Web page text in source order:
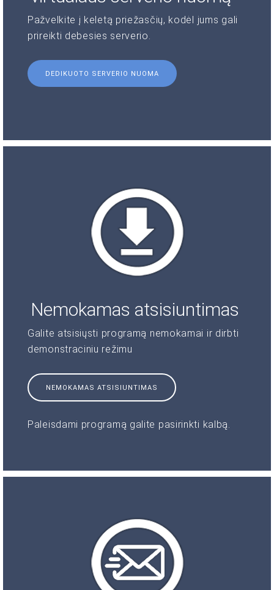
Pažvelkite į keletą priežasčių, kodėl jums gali
prireikti debesies serverio.
DEDIKUOTO SERVERIO NUOMA
Nemokamas atsisiuntimas
Galite atsisiųsti programą nemokamai ir dirbti
demonstraciniu režimu
NEMOKAMAS ATSISIUNTIMAS
Paleisdami programą galite pasirinkti kalbą.